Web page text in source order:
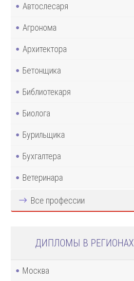
Автослесаря
Агронома
Архитектора
Бетонщика
Библиотекаря
Биолога
Бурильщика
Бухгалтера
Ветеринара
Все профессии
ДИПЛОМЫ В РЕГИОНАХ
Москва